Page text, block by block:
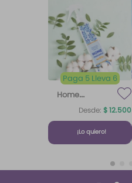
Paga 5 Lleva 6
Home
Fragrance
AlgodónHome
Algodón 220
ml Etq.
Desde: $12.500
¡Lo quiero!